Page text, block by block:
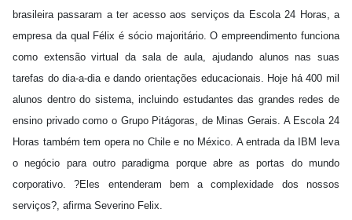
brasileira passaram a ter acesso aos serviços da Escola 24 Horas, a
empresa da qual Félix é sócio majoritário. O empreendimento funciona
como extensão virtual da sala de aula, ajudando alunos nas suas
tarefas do dia-a-dia e dando orientações educacionais. Hoje há 400 mil
alunos dentro do sistema, incluindo estudantes das grandes redes de
ensino privado como o Grupo Pitágoras, de Minas Gerais. A Escola 24
Horas também tem opera no Chile e no México. A entrada da IBM leva
o negócio para outro paradigma porque abre as portas do mundo
corporativo. ?Eles entenderam bem a complexidade dos nossos
serviços?, afirma Severino Felix.